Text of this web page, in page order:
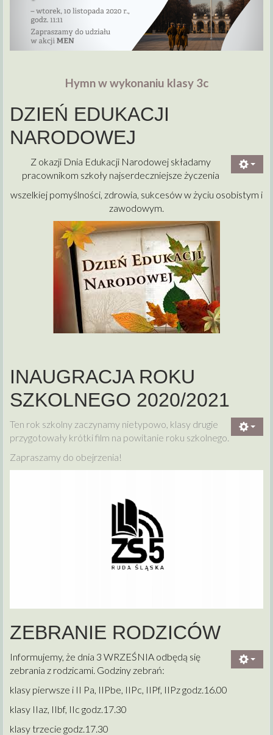
Hymn w wykonaniu klasy 3c
DZIEŃ EDUKACJI
NARODOWEJ
Z okazji Dnia Edukacji Narodowej składamy
pracownikom szkoły najserdeczniejsze życzenia
wszelkiej pomyślności, zdrowia, sukcesów w życiu osobistym i
zawodowym.
INAUGRACJA ROKU
SZKOLNEGO 2020/2021
Ten rok szkolny zaczynamy nietypowo, klasy drugie
przygotowały krótki film na powitanie roku szkolnego.
Zapraszamy do obejrzenia!
ZEBRANIE RODZICÓW
Informujemy, że dnia 3 WRZEŚNIA odbędą się
zebrania z rodzicami. Godziny zebrań:
klasy pierwsze i II Pa, IIPbe, IIPc, IIPf, IIPz godz.16.00
klasy IIaz, IIbf, IIc godz.17.30
klasy trzecie godz.17.30